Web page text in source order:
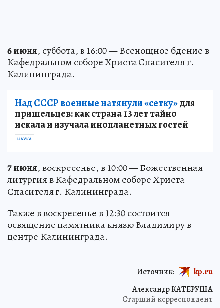
6 июня, суббота, в 16:00 — Всенощное бдение в
Кафедральном соборе Христа Спасителя г.
Калининграда.
Над СССР военные натянули «сетку»для
пришельцев: как страна 13 лет тайно
искала и изучала инопланетных гостей
НАУКА
7 июня, воскресенье, в 10:00 — Божественная
литургия в Кафедральном соборе Христа
Спасителя г. Калининграда.
Также в воскресенье в 12:30 состоится
освящение памятника князю Владимиру в
центре Калининграда.
Александр КАТЕРУША
Старший корреспондент
Источник: kp.ru